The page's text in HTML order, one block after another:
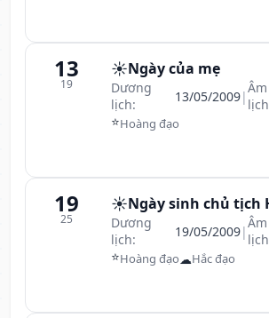
13
19
☀️Ngày của mẹ
Dương
lịch:
13/05/2009|Âm
⭐Hoàng đạo
19
25
☀️Ngày sinh chủ tịch
Dương
lịch:
19/05/2009|Âm
⭐Hoàng đạo☁Hắc đạo